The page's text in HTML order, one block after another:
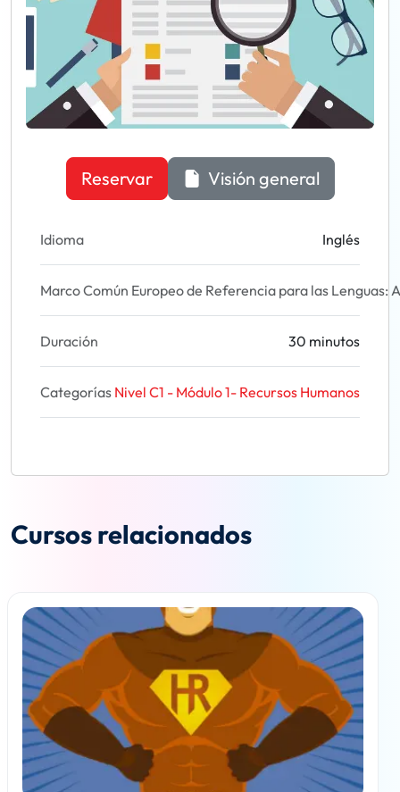
Reservar Visión general
Idioma Inglés
Marco Común Europeo de Referencia para las Lenguas:
Duración 30 minutos
Categorías Nivel C1 - Módulo 1- Recursos Humanos
Cursos relacionados